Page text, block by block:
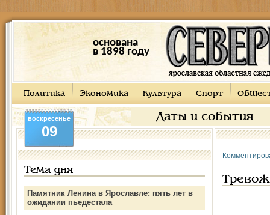
основана
в 1898 году
Политика Экономика Культура Спорт
Даты и события
воскресенье
09
Тема дня
Памятник Ленина в Ярославле: пять лет в
ожидании пьедестала